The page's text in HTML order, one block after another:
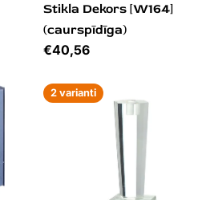
Stikla Dekors [W164]
(caurspīdīga)
Cena
€40,56
2 varianti